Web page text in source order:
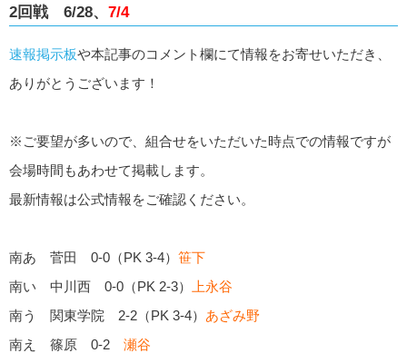
2回戦 6/28、 7/4
速報掲示板や本記事のコメント欄にて情報をお寄せいただき、
ありがとうございます！
※ご要望が多いので、組合せをいただいた時点での情報ですが
会場時間もあわせて掲載します。
最新情報は公式情報をご確認ください。
南あ 菅田 0-0（PK 3-4） 笹下
南い 中川西 0-0（PK 2-3）
上永谷
南う 関東学院 2-2（PK 3-4） あざみ野
南え 篠原 0-2 瀬谷